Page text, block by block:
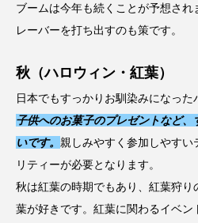
ブームは今年も続くことが予想さ
レーバーを打ち出すのも策です。
秋（ハロウィン・紅葉）
日本でもすっかりお馴染みになった
子供へのお菓子のプレゼントなど
いです。 親しみやすく参加しやすい
リティーが必要となります。
秋は紅葉の時期でもあり、紅葉狩
葉が好きです。紅葉に関わるイベン